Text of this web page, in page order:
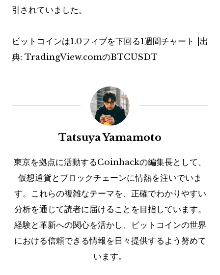
引されていました。
ビットコインは1.0フィブを下回る1週間チャート |出
典: TradingView.comのBTCUSDT
Tatsuya Yamamoto
東京を拠点に活動するCoinhackの編集長として、
仮想通貨とブロックチェーンに情熱を注いでいま
す。これらの複雑なテーマを、正確でわかりやすい
分析を通じて読者に届けることを目指しています。
経験と革新への関心を活かし、ビットコインの世界
における信頼できる情報を日々提供するよう努めて
います。